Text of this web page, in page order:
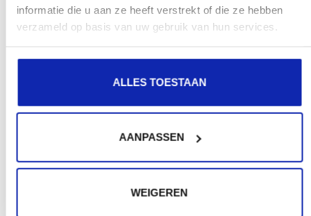
informatie die u aan ze heeft verstrekt of die ze hebben
verzameld op basis van uw gebruik van hun services.
ALLES TOESTAAN
AANPASSEN
WEIGEREN